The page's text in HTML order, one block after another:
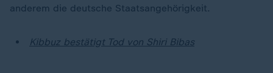
anderem die deutsche Staatsangehörigkeit.
Kibbuz bestätigt Tod von Shiri Bibas